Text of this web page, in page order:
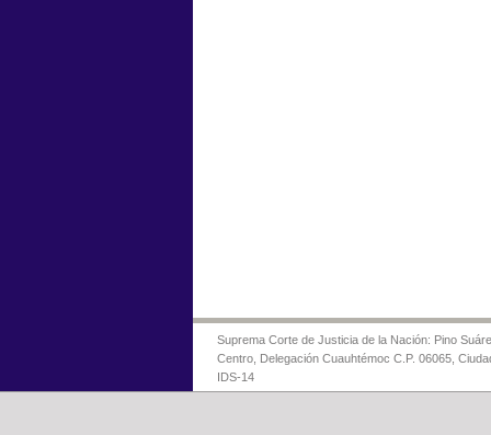
Suprema Corte de Justicia de la Nación: Pino
Centro, Delegación Cuauhtémoc C.P. 06065,
IDS-14